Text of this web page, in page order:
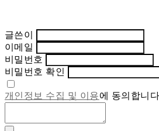
글쓴이
이메일
비밀번호
비밀번호 확인
개인정보 수집 및 이용에 동의합니